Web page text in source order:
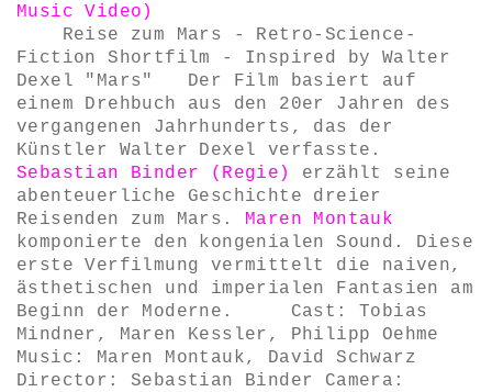
Music Video)
Reise zum Mars - Retro-Science-
Fiction Shortfilm - Inspired by Walter
Dexel "Mars" Der Film basiert auf
einem Drehbuch aus den 20er Jahren des
vergangenen Jahrhunderts, das der
Künstler Walter Dexel verfasste.
Sebastian Binder (Regie)
erzählt seine
abenteuerliche Geschichte dreier
Reisenden zum Mars. Maren Montauk
komponierte den kongenialen Sound. Diese
erste Verfilmung vermittelt die naiven,
ästhetischen und imperialen Fantasien am
Beginn der Moderne. Cast: Tobias
Mindner, Maren Kessler, Philipp Oehme
Music: Maren Montauk, David Schwarz
Director: Sebastian Binder Camera: